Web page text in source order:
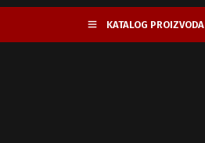
KATALOG PROIZVODA